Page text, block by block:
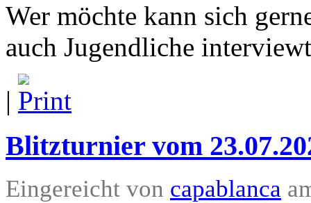
Wer möchte kann sich
auch Jugendliche
|
Blitzturnier vom
Eingereicht von capablanca